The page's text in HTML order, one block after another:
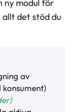
ny modul för
det stöd du
av